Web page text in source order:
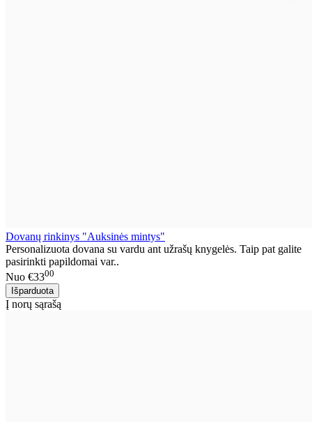
Dovanų rinkinys "Auksinės mintys"
Personalizuota dovana su vardu ant užrašų knygelės. Taip pat galite
pasirinkti papildomai var..
Nuo €3300
Į norų sąrašą